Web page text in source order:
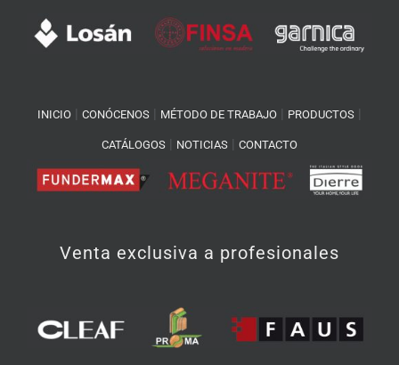
INICIO | CONÓCENOS | MÉTODO DE TRABAJO | PRODUCTOS |
CATÁLOGOS | NOTICIAS | CONTACTO
Venta exclusiva a profesionales